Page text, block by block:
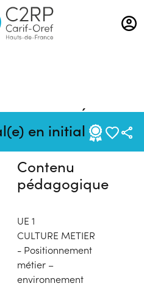
Aller
au
contenu
en initial
programmée en
Contenu
pédagogique
UE 1
CULTURE METIER
- Positionnement
métier –
environnement